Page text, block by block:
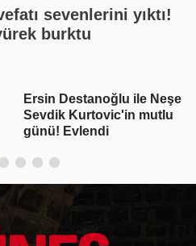
sevenlerini yıktı!
burktu
Serdar Ortaç hayalini
açıkladı! Emekli olup…